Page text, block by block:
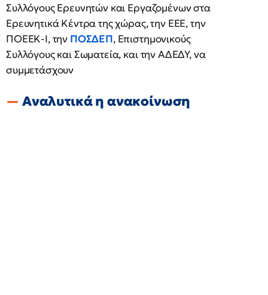
Συλλόγους Ερευνητών και Εργαζομένων στα
Ερευνητικά Κέντρα της χώρας, την ΕΕΕ, την
ΠΟΕΕΚ-Ι, την ΠΟΣΔΕΠ, Επιστημονικούς
Συλλόγους και Σωματεία, και την ΑΔΕΔΥ, να
συμμετάσχουν
Αναλυτικά η ανακοίνωση